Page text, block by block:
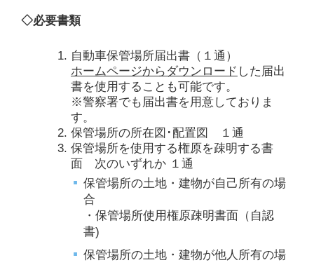
◇必要書類
自動車保管場所届出書（１通）
ホームページからダウンロード した届出
書を使用することも可能です。
※警察署でも届出書を用意しておりま
す。
保管場所の所在図･配置図 １通
保管場所を使用する権原を疎明する書
面 次のいずれか １通
保管場所の土地・建物が自己所有の場
合
・保管場所使用権原疎明書面（自認
書)
保管場所の土地・建物が他人所有の場